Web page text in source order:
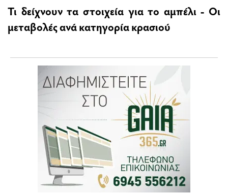
Τι δείχνουν τα στοιχεία για το αμπέλι - Οι
μεταβολές ανά κατηγορία κρασιού